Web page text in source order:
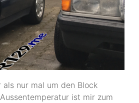
als nur mal um den Block
ist mir zum